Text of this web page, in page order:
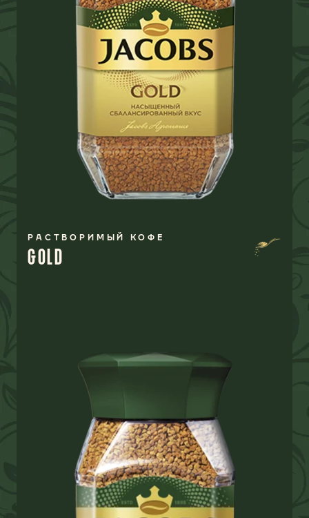
РАСТВОРИМЫЙ КОФЕ
GOLD